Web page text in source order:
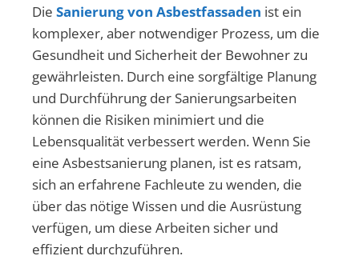
Die Sanierung von Asbestfassaden ist ein
komplexer, aber notwendiger Prozess, um die
Gesundheit und Sicherheit der Bewohner zu
gewährleisten. Durch eine sorgfältige Planung
und Durchführung der Sanierungsarbeiten
können die Risiken minimiert und die
Lebensqualität verbessert werden. Wenn Sie
eine Asbestsanierung planen, ist es ratsam,
sich an erfahrene Fachleute zu wenden, die
über das nötige Wissen und die Ausrüstung
verfügen, um diese Arbeiten sicher und
effizient durchzuführen.